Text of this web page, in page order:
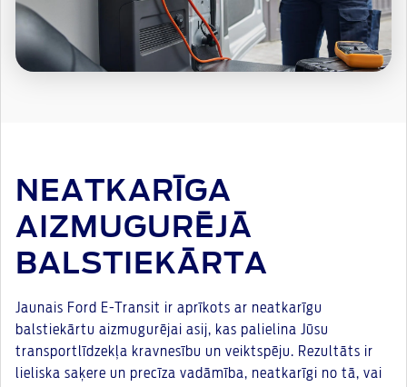
NEATKARĪGA
AIZMUGURĒJĀ
BALSTIEKĀRTA
Jaunais Ford E-Transit ir aprīkots ar neatkarīgu
balstiekārtu aizmugurējai asij, kas palielina Jūsu
transportlīdzekļa kravnesību un veiktspēju. Rezultāts ir
lieliska saķere un precīza vadāmība, neatkarīgi no tā, vai